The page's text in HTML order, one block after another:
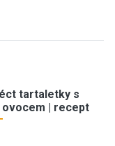
tartaletky s
ovocem | recept